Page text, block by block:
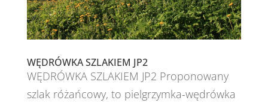
WĘDRÓWKA SZLAKIEM JP2
WĘDRÓWKA SZLAKIEM JP2 Proponowany
szlak różańcowy, to pielgrzymka-wędrówka